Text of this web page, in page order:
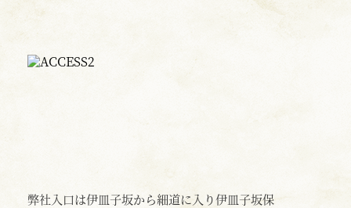
弊社入口は伊皿子坂から細道に入り伊皿子坂保